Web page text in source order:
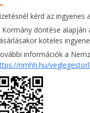
kérd az
Kormány döntése
köteles
információk a
nmhh.hu/